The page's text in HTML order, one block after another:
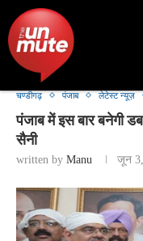
चण्डीगढ़ पंजाब लेटेस्ट न्यूज़
पंजाब में इस बार बनेगी
सैनी
written by Manu जून